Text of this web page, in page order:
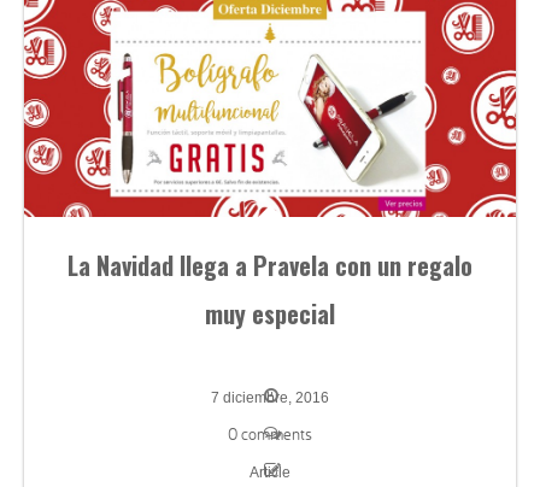
La Navidad llega a Pravela con un regalo
muy especial
7 diciembre, 2016
0 comments
Article